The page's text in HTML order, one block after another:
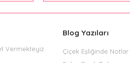
Vermekteyiz.
Blog Yazıları
Çiçek Eşliğinde Notlar